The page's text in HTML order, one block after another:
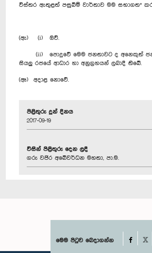
විස්තර ඇතුළත් පසුබිම් වාර්තාව මම සභාගත*
(ඇ) (i) ඔව්.
(ii) පොදුවේ මෙම ජනතාවට ද අනෙකුත්
සියලු රජයේ ආධාර හා අනුග්‍රහයන් ලබාදී තිබේ.
(ඈ) අදාළ නොවේ.
පිළිතුරු දුන් දිනය
2017-09-19
විසින් පිළිතුරු දෙන ලදී
ගරු වජිර අබේවර්ධන මහතා, පා.ම.
මෙම පිටුව බෙදාගන්න